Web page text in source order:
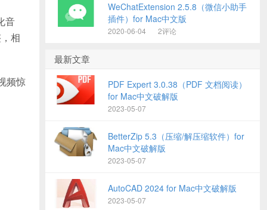
音
相
频惊
WeChatExtension 2.5.8（微信小助手
插件）for Mac中文版
2020-06-04 2评论
最新文章
PDF Expert 3.0.38（PDF 文档阅读）
for Mac中文破解版
2023-05-07
BetterZip 5.3（压缩/解压缩软件）for
Mac中文破解版
2023-05-07
AutoCAD 2024 for Mac中文破解版
2023-05-07